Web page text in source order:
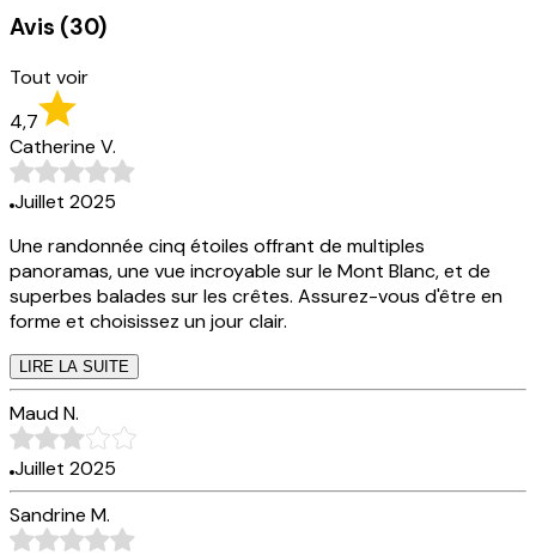
Avis (30)
Tout voir
4,7
Catherine V.
Juillet 2025
Une randonnée cinq étoiles offrant de multiples
panoramas, une vue incroyable sur le Mont Blanc, et de
superbes balades sur les crêtes. Assurez-vous d'être en
forme et choisissez un jour clair.
LIRE LA SUITE
Maud N.
Juillet 2025
Sandrine M.